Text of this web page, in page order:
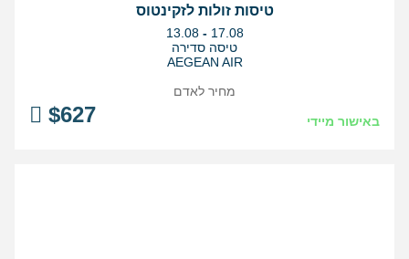
טיסות זולות לזקינטוס
בין
התאריכים,
13.08 - 17.08
טיסה סדירה
AEGEAN AIR
באישור מיידי $627
מחיר לאדם